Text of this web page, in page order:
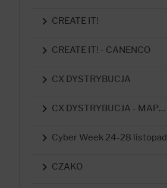
 CREATE IT!
 CREATE IT! - CANENCO
 CX DYSTRYBUCJA
 CX DYSTRYBUCJA - MAPED
 Cyber Week 24-28 listopad
 CZAKO